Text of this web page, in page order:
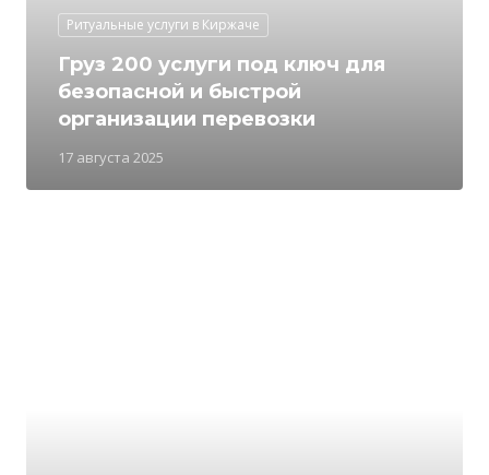
Ритуальные услуги в Киржаче
17 августа 2025
Груз 200 услуги под ключ для
безопасной и быстрой
организации перевозки